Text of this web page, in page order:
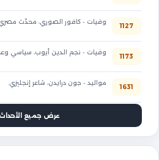
1127
وفيات - كافور الصوري، محدّث
1173
وفيات - نجم الدين أيوب، سياسي
1631
مواليد - جون درايدن، شاعر إنجليزي.
عرض جميع الأحداث